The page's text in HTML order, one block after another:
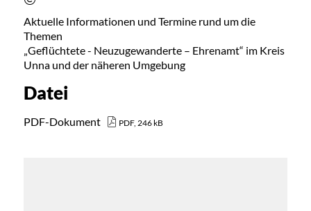
Aktuelle Informationen und Termine rund um die
Themen
„Geflüchtete - Neuzugewanderte – Ehrenamt“ im Kreis
Unna und der näheren Umgebung
Datei
PDF-Dokument PDF, 246 kB